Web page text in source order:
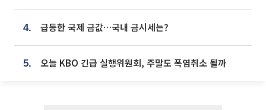
4. 급등한 국제 금값…국내 금시세는?
5. 오늘 KBO 긴급 실행위원회, 주말도 폭염취소 될까